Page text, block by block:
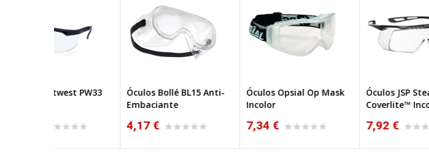
Óculos Bollé BL15 Anti-
4,17 €
Óculos Opsial Op Mask
7,34 €
Óculos JSP Stealth™
Coverlite™ Incolor
7,92 €